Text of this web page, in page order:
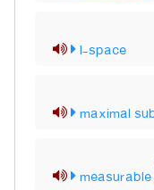
l-space
maximal